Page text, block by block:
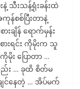
သီးသန့်ရုံးခန်းထဲ
ကုန်စစ်ပြီးတာနဲ့
ချိန် ရောက်မှန်း
ားရင်း ကိုမိုးက သူ
ကိုမိုး ပြောတာ …
လည်း … ခုထိ စိတ်မ
ျင်နေတဲ့ … အိပ်မက်